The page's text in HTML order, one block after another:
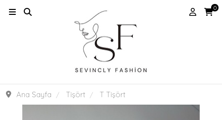
0
Ana Sayfa Tişört T Tişört